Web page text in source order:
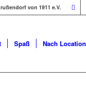
von 1911 e.V.
Spaß Nach Location